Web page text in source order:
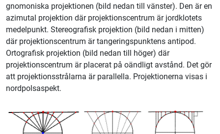
gnomoniska projektionen (bild nedan till vänster). Den är en
azimutal projektion där projektionscentrum är jordklotets
medelpunkt. Stereografisk projektion (bild nedan i mitten)
där projektionscentrum är tangeringspunktens antipod.
Ortografisk projektion (bild nedan till höger) där
projektionscentrum är placerat på oändligt avstånd. Det gör
att projektionsstrålarna är parallella. Projektionerna visas i
nordpolsaspekt.